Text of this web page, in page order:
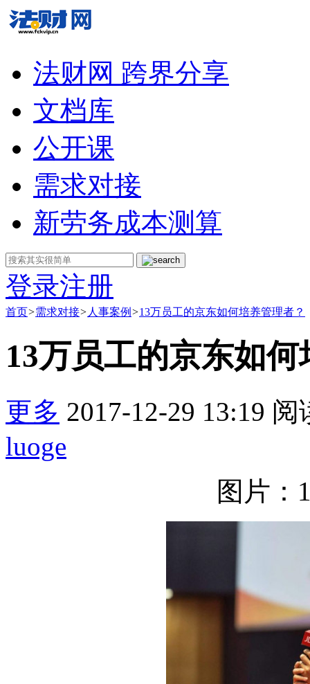
法财网 跨界分享
文档库
公开课
需求对接
新劳务成本测算
登录注册
首页>需求对接> 人事案例 >13万员工的京东如何培养管理者？
13万员工的京东如
更多 2017-12-29 13:19 阅
luoge
图片：